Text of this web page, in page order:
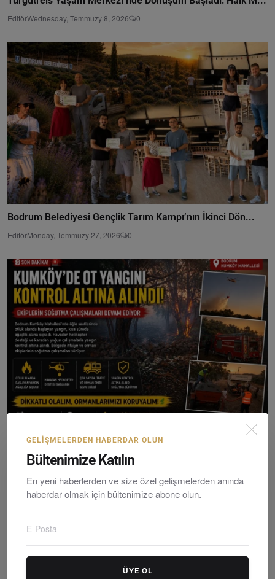
EditörWednesday, Temmuzy 8, 2026 0
Bodrum Belediyesi Gençlik Tarım Kampı’nın İkinci Dön...
EditörMonday, Temmuzy 27, 2026 0
Bodrum Kumköy’de Orman Yangını: Havadan ve Karadan
Thursday, Temmuzy 16, 2026 0
GELIŞMELERDEN HABERDAR OLUN
Bültenimize Katılın
En yeni haberlerden ve size özel gelişmelerden anında
haberdar olmak için bültenimize abone olun.
ÜYE OL